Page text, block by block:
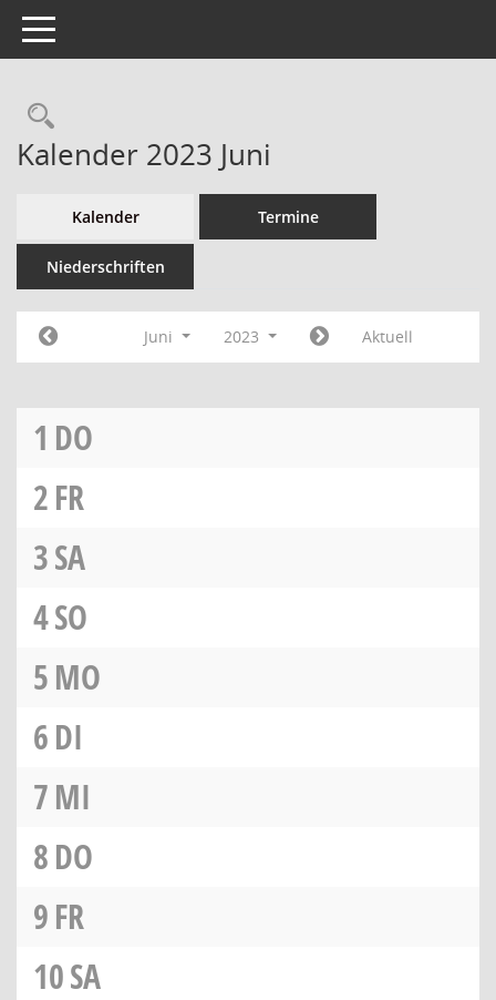
Toggle navigation
Kalender 2023 Juni
Kalender Termine
Niederschriften
Juni 2023 Aktuell
1 DO
2FR
3SA
4SO
5MO
6DI
7MI
8DO
9FR
10SA